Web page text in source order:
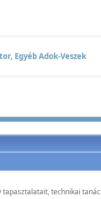
Egyéb Adok-Veszek
technikai